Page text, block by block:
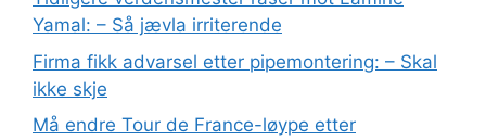
Yamal: – Så jævla irriterende
Firma fikk advarsel etter pipemontering: – Skal
ikke skje
Må endre Tour de France-løype etter